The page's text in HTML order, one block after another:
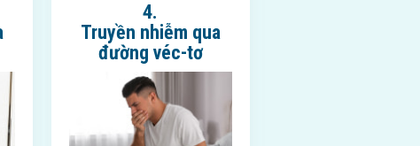
4.
Truyền nhiễm qua
đường véc-tơ